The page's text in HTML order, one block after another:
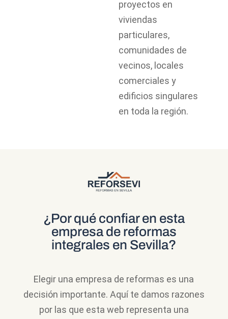
proyectos en
viviendas
particulares,
comunidades de
vecinos, locales
comerciales y
edificios singulares
en toda la región.
¿Por qué confiar en esta
empresa de reformas
integrales en Sevilla?
Elegir una empresa de reformas es una
decisión importante. Aquí te damos razones
por las que esta web representa una